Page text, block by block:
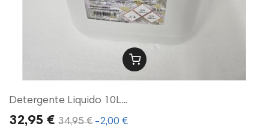
Detergente Liquido 10L...
32,95 € 34,95 € -2,00 €